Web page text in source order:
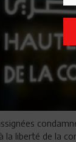
à la liberté de la